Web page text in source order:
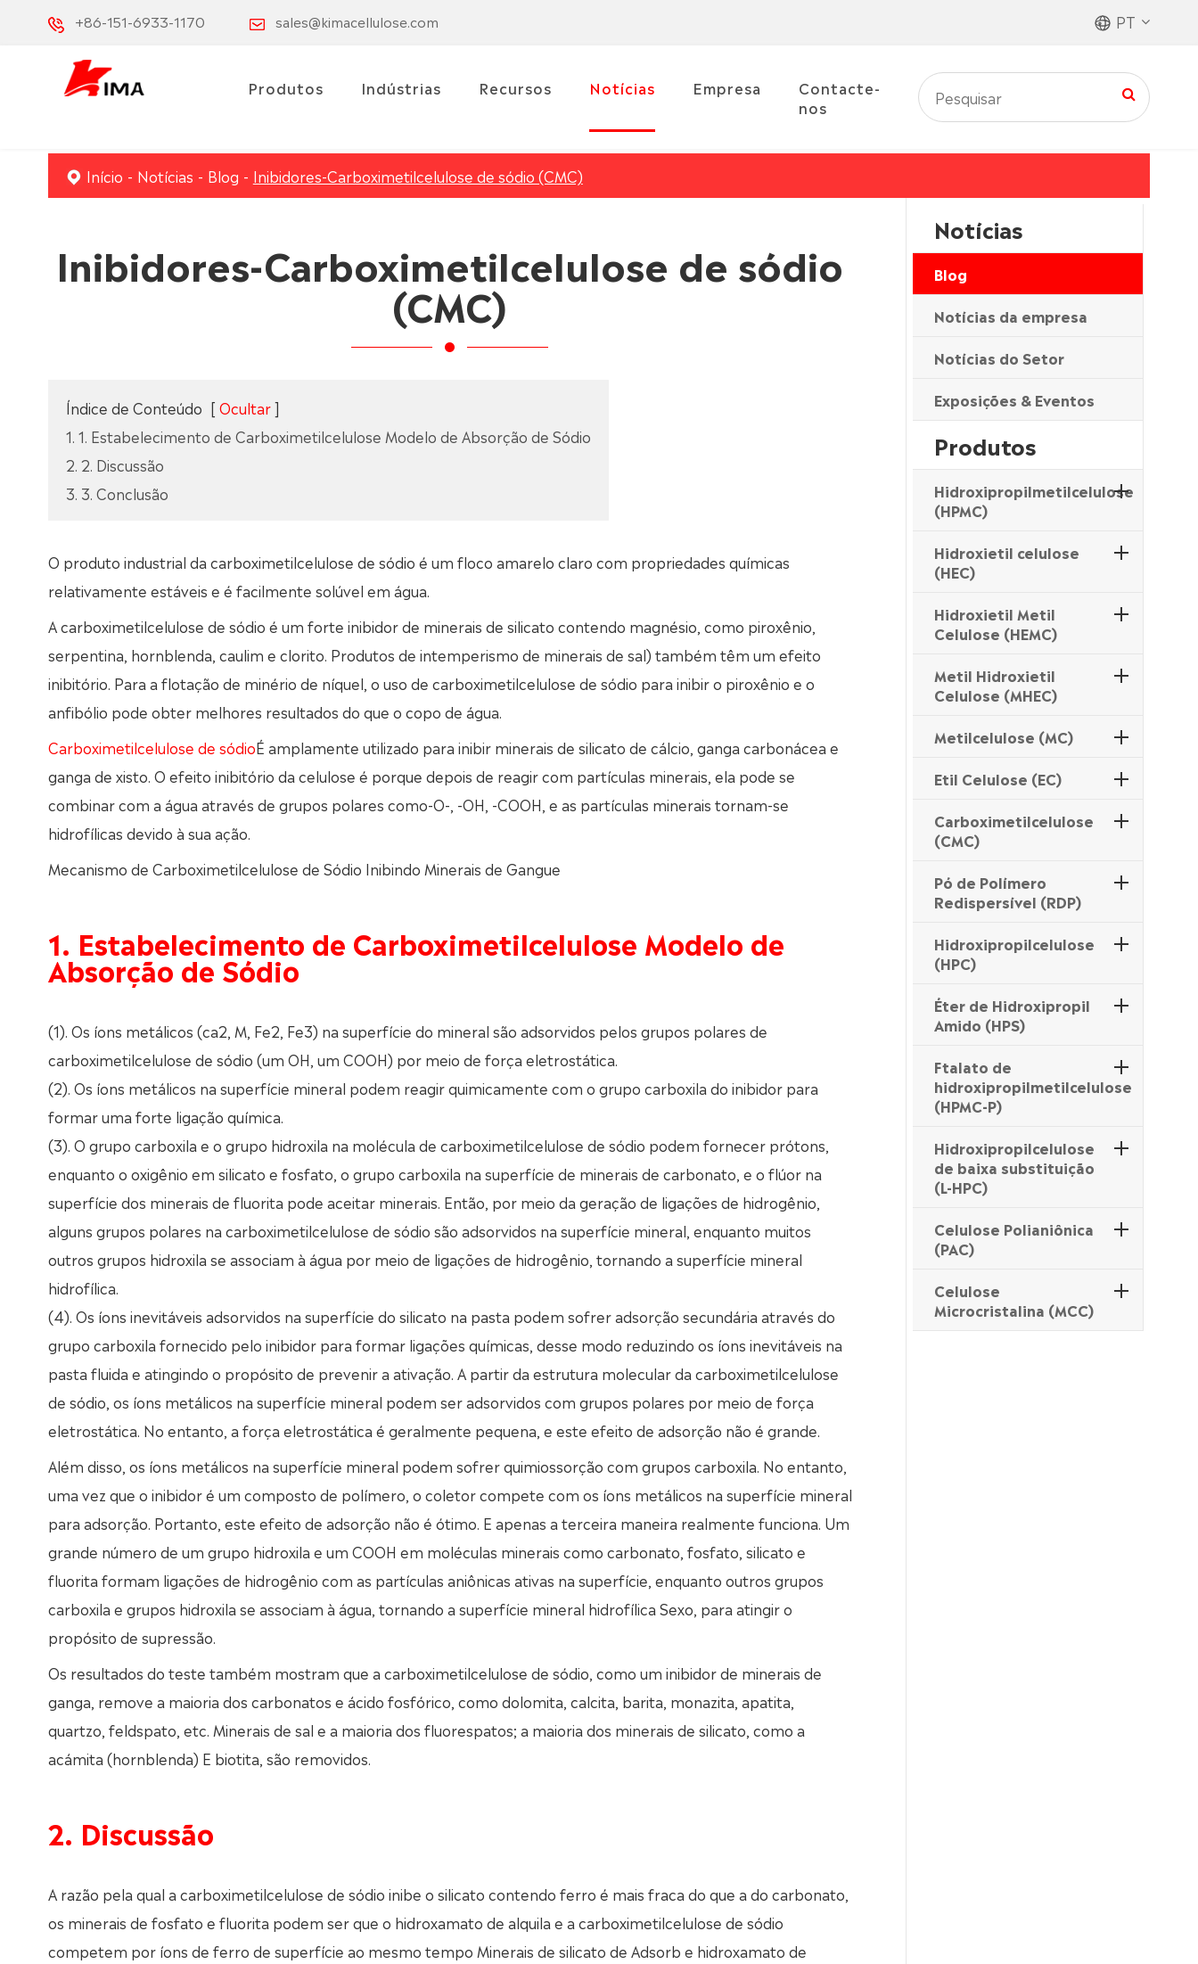
+86-151-6933-1170 sales@kimacellulose.com PT
Produtos Indústrias Recursos Notícias Empresa
Contacte-
nos
Início Notícias Blog Inibidores-Carboximetilcelulose de sódio (CMC)
Inibidores-Carboximetilcelulose de sódio
(CMC)
Índice de Conteúdo [ Ocultar ]
1. 1. Estabelecimento de Carboximetilcelulose Modelo de Absorção de Sódio
2. 2. Discussão
3. 3. Conclusão
O produto industrial da carboximetilcelulose de sódio é um floco amarelo claro com propriedades químicas
relativamente estáveis e é facilmente solúvel em água.
A carboximetilcelulose de sódio é um forte inibidor de minerais de silicato contendo magnésio, como piroxênio,
serpentina, hornblenda, caulim e clorito. Produtos de intemperismo de minerais de sal) também têm um efeito
inibitório. Para a flotação de minério de níquel, o uso de carboximetilcelulose de sódio para inibir o piroxênio e o
anfibólio pode obter melhores resultados do que o copo de água.
Carboximetilcelulose de sódioÉ amplamente utilizado para inibir minerais de silicato de cálcio, ganga carbonácea e
ganga de xisto. O efeito inibitório da celulose é porque depois de reagir com partículas minerais, ela pode se
combinar com a água através de grupos polares como-O-, -OH, -COOH, e as partículas minerais tornam-se
hidrofílicas devido à sua ação.
Mecanismo de Carboximetilcelulose de Sódio Inibindo Minerais de Gangue
1. Estabelecimento de Carboximetilcelulose Modelo de
Absorção de Sódio
(1). Os íons metálicos (ca2, M, Fe2, Fe3) na superfície do mineral são adsorvidos pelos grupos polares de
carboximetilcelulose de sódio (um OH, um COOH) por meio de força eletrostática.
(2). Os íons metálicos na superfície mineral podem reagir quimicamente com o grupo carboxila do inibidor para
formar uma forte ligação química.
(3). O grupo carboxila e o grupo hidroxila na molécula de carboximetilcelulose de sódio podem fornecer prótons,
enquanto o oxigênio em silicato e fosfato, o grupo carboxila na superfície de minerais de carbonato, e o flúor na
superfície dos minerais de fluorita pode aceitar minerais. Então, por meio da geração de ligações de hidrogênio,
alguns grupos polares na carboximetilcelulose de sódio são adsorvidos na superfície mineral, enquanto muitos
outros grupos hidroxila se associam à água por meio de ligações de hidrogênio, tornando a superfície mineral
hidrofílica.
(4). Os íons inevitáveis adsorvidos na superfície do silicato na pasta podem sofrer adsorção secundária através do
grupo carboxila fornecido pelo inibidor para formar ligações químicas, desse modo reduzindo os íons inevitáveis na
pasta fluida e atingindo o propósito de prevenir a ativação. A partir da estrutura molecular da carboximetilcelulose
de sódio, os íons metálicos na superfície mineral podem ser adsorvidos com grupos polares por meio de força
eletrostática. No entanto, a força eletrostática é geralmente pequena, e este efeito de adsorção não é grande.
Além disso, os íons metálicos na superfície mineral podem sofrer quimiossorção com grupos carboxila. No entanto,
uma vez que o inibidor é um composto de polímero, o coletor compete com os íons metálicos na superfície mineral
para adsorção. Portanto, este efeito de adsorção não é ótimo. E apenas a terceira maneira realmente funciona. Um
grande número de um grupo hidroxila e um COOH em moléculas minerais como carbonato, fosfato, silicato e
fluorita formam ligações de hidrogênio com as partículas aniônicas ativas na superfície, enquanto outros grupos
carboxila e grupos hidroxila se associam à água, tornando a superfície mineral hidrofílica Sexo, para atingir o
propósito de supressão.
Os resultados do teste também mostram que a carboximetilcelulose de sódio, como um inibidor de minerais de
ganga, remove a maioria dos carbonatos e ácido fosfórico, como dolomita, calcita, barita, monazita, apatita,
quartzo, feldspato, etc. Minerais de sal e a maioria dos fluorespatos; a maioria dos minerais de silicato, como a
acámita (hornblenda) E biotita, são removidos.
2. Discussão
A razão pela qual a carboximetilcelulose de sódio inibe o silicato contendo ferro é mais fraca do que a do carbonato,
os minerais de fosfato e fluorita podem ser que o hidroxamato de alquila e a carboximetilcelulose de sódio
competem por íons de ferro de superfície ao mesmo tempo Minerais de silicato de Adsorb e hidroxamato de
Notícias
Blog
Notícias da empresa
Notícias do Setor
Exposições & Eventos
Produtos
Hidroxipropilmetilcelulose
(HPMC)
Hidroxietil celulose
(HEC)
Hidroxietil Metil
Celulose (HEMC)
Metil Hidroxietil
Celulose (MHEC)
Metilcelulose (MC)
Etil Celulose (EC)
Carboximetilcelulose
(CMC)
Pó de Polímero
Redispersível (RDP)
Hidroxipropilcelulose
(HPC)
Éter de Hidroxipropil
Amido (HPS)
Ftalato de
hidroxipropilmetilcelulose
(HPMC-P)
Hidroxipropilcelulose
de baixa substituição
(L-HPC)
Celulose Polianiônica
(PAC)
Celulose
Microcristalina (MCC)